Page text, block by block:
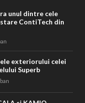
unul dintre cele
ContiTech din
exteriorului celei
Superb